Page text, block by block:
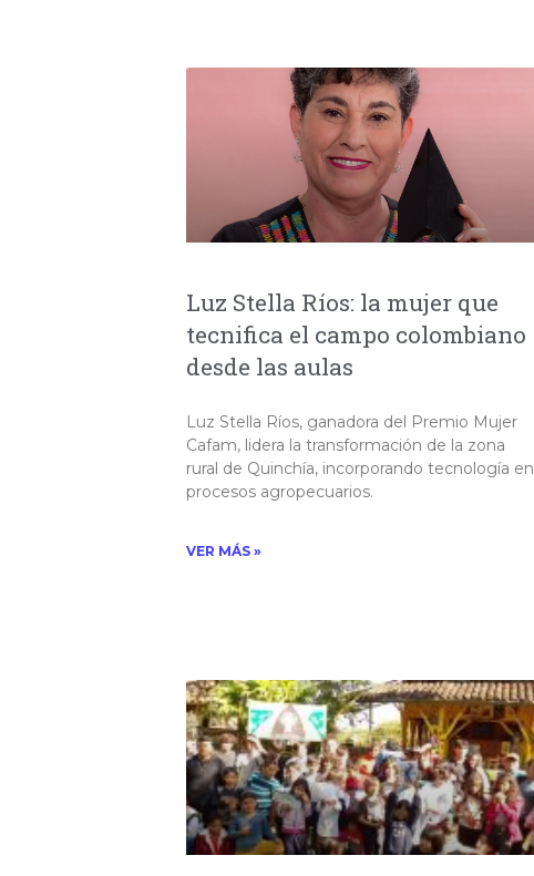
Luz Stella Ríos: la mujer que
tecnifica el campo colombiano
desde las aulas
Luz Stella Ríos, ganadora del Premio Mujer
Cafam, lidera la transformación de la zona
rural de Quinchía, incorporando tecnología en
procesos agropecuarios.
VER MÁS »